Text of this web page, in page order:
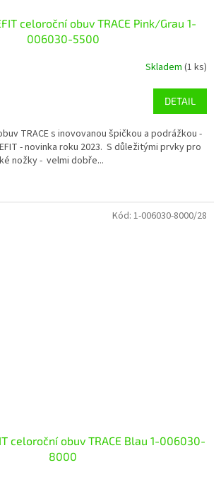
celoroční obuv TRACE Pink/Grau 1-
006030-5500
Skladem (1 ks)
DETAIL
TRACE s inovovanou špičkou a podrážkou -
- novinka roku 2023. S důležitými prvky pro
nožky - velmi dobře...
celoroční obuv TRACE Blau 1-006030-
8000
Kód: 1-006030-8000/28